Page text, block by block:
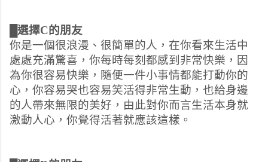
█選擇C的朋友
你是一個很浪漫、很簡單的人，在你看來生活中
處處充滿驚喜，你每時每刻都感到非常快樂，因
為你很容易快樂，隨便一件小事情都能打動你的
心，你容易哭也容易笑活得非常生動，也給身邊
的人帶來無限的美好，由此對你而言生活本身就
激動人心，你覺得活著就應該這樣。